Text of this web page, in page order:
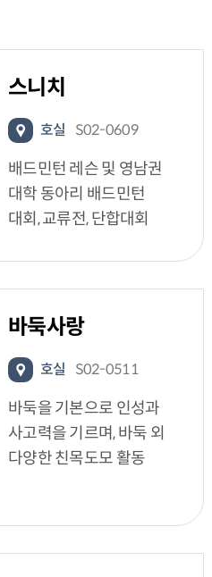
스니치
호실 S02-0609
배드민턴 레슨 및 영남권
대학 동아리 배드민턴
대회, 교류전, 단합대회
바둑사랑
호실 S02-0511
바둑을 기본으로 인성과
사고력을 기르며, 바둑 외
다양한 친목도모 활동